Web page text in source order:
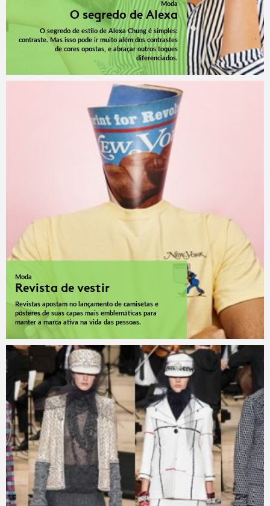
Moda
O segredo de Alexa
O segredo de estilo de Alexa Chung é simples:
contraste. Mas isso pode ir muito além dos contrastes
de cores opostas, e abraçar outros toques
diferenciados.
Moda
Revista de vestir
Revistas apostam no lançamento de camisetas e
pôsteres de suas capas mais emblemáticas para
manter a marca ativa na vida das pessoas.